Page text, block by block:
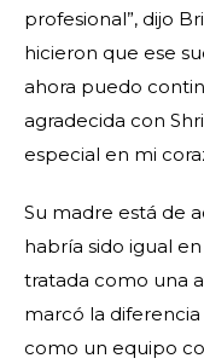
profesional”, dijo
hicieron que ese
ahora puedo
agradecida con
especial en mi
Su madre está de
habría sido igual
tratada como una
marcó la
como un equipo